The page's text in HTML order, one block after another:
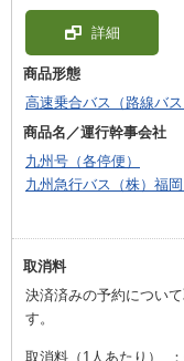
詳細
商品形態
高速乗合バス（路線バス
商品名／運行幹事会社
九州号（各停便）
九州急行バス（株）福
取消料
決済済みの予約につい
す。
取消料（1人あたり） ：